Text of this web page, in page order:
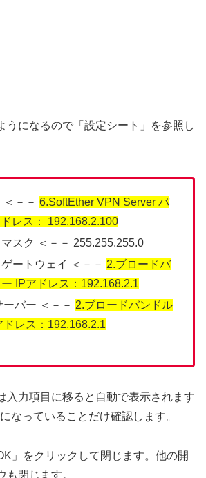
うになるので「設定シート」を参照し
＜－－6.SoftEther VPN Server パ
レス： 192.168.2.100
スク ＜－－ 255.255.255.0
ートウェイ ＜－－ 2.ブロードバ
IPアドレス：192.168.2.1
バー ＜－－ 2.ブロードバンドル
ドレス：192.168.2.1
入力項目に移ると自動で表示されます
なっていることだけ確認します。
」をクリックして閉じます。他の開
も閉じます。